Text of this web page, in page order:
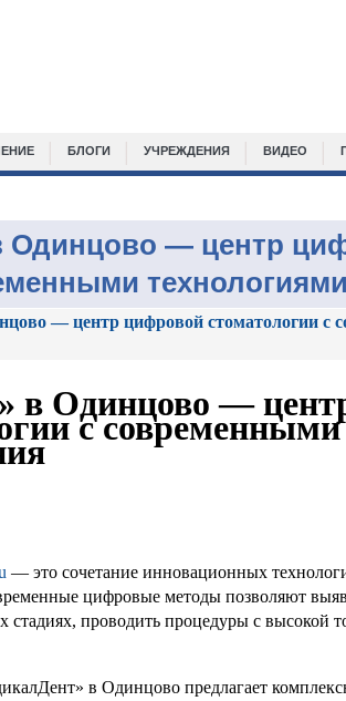
БЛОГИ УЧРЕЖДЕНИЯ ВИДЕО
Одинцово — центр
— центр цифровой стоматологии с
в Одинцово —
с современными
— это сочетание инновационных
цифровые методы позволяют
стадиях, проводить процедуры с высокой
в Одинцово предлагает